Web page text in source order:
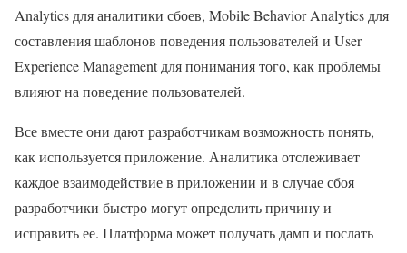
Analytics для аналитики сбоев, Mobile Behavior Analytics для
составления шаблонов поведения пользователей и User
Experience Management для понимания того, как проблемы
влияют на поведение пользователей.
Все вместе они дают разработчикам возможность понять,
как используется приложение. Аналитика отслеживает
каждое взаимодействие в приложении и в случае сбоя
разработчики быстро могут определить причину и
исправить ее. Платформа может получать дамп и послать